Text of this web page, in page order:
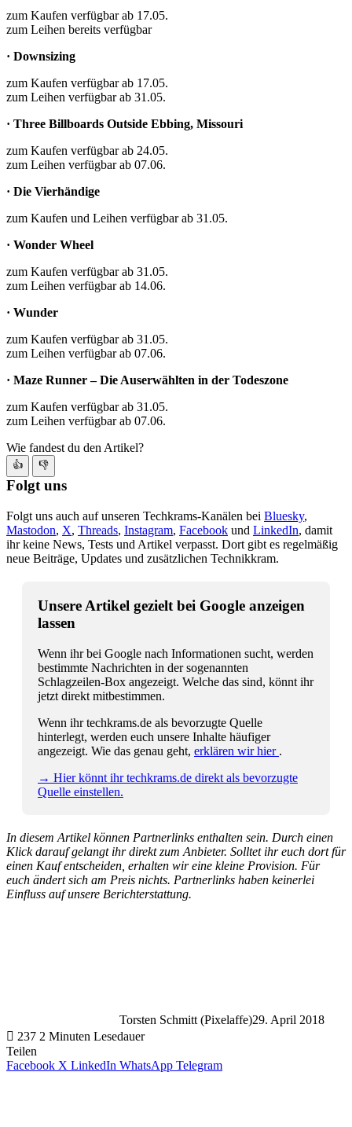
zum Kaufen verfügbar ab 17.05.
zum Leihen bereits verfügbar
· Downsizing
zum Kaufen verfügbar ab 17.05.
zum Leihen verfügbar ab 31.05.
· Three Billboards Outside Ebbing, Missouri
zum Kaufen verfügbar ab 24.05.
zum Leihen verfügbar ab 07.06.
· Die Vierhändige
zum Kaufen und Leihen verfügbar ab 31.05.
· Wonder Wheel
zum Kaufen verfügbar ab 31.05.
zum Leihen verfügbar ab 14.06.
· Wunder
zum Kaufen verfügbar ab 31.05.
zum Leihen verfügbar ab 07.06.
· Maze Runner – Die Auserwählten in der Todeszone
zum Kaufen verfügbar ab 31.05.
zum Leihen verfügbar ab 07.06.
Wie fandest du den Artikel?
👍 👎
Folgt uns
Folgt uns auch auf unseren Techkrams-Kanälen bei Bluesky,
Mastodon, X, Threads, Instagram, Facebook und LinkedIn, damit
ihr keine News, Tests und Artikel verpasst. Dort gibt es regelmäßig
neue Beiträge, Updates und zusätzlichen Technikkram.
Unsere Artikel gezielt bei Google anzeigen
lassen
Wenn ihr bei Google nach Informationen sucht, werden
bestimmte Nachrichten in der sogenannten
Schlagzeilen-Box angezeigt. Welche das sind, könnt ihr
jetzt direkt mitbestimmen.
Wenn ihr techkrams.de als bevorzugte Quelle
hinterlegt, werden euch unsere Inhalte häufiger
angezeigt. Wie das genau geht, erklären wir hier .
→ Hier könnt ihr techkrams.de direkt als bevorzugte
Quelle einstellen.
In diesem Artikel können Partnerlinks enthalten sein. Durch einen
Klick darauf gelangt ihr direkt zum Anbieter. Solltet ihr euch dort für
einen Kauf entscheiden, erhalten wir eine kleine Provision. Für
euch ändert sich am Preis nichts. Partnerlinks haben keinerlei
Einfluss auf unsere Berichterstattung.
Torsten Schmitt (Pixelaffe)29. April 2018
237 2 Minuten Lesedauer
Teilen
Facebook X LinkedIn WhatsApp Telegram